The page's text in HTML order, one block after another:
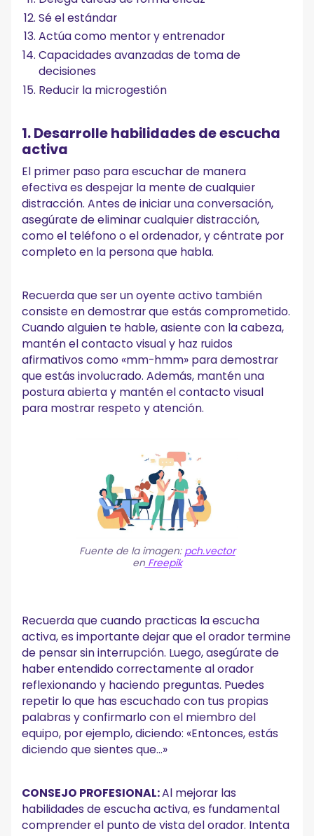
Sé el estándar
Actúa como mentor y entrenador
Capacidades avanzadas de toma de
decisiones
Reducir la microgestión
1. Desarrolle habilidades de escucha
activa
El primer paso para escuchar de manera
efectiva es despejar la mente de cualquier
distracción. Antes de iniciar una conversación,
asegúrate de eliminar cualquier distracción,
como el teléfono o el ordenador, y céntrate por
completo en la persona que habla.
Recuerda que ser un oyente activo también
consiste en demostrar que estás comprometido.
Cuando alguien te hable, asiente con la cabeza,
mantén el contacto visual y haz ruidos
afirmativos como «mm-hmm» para demostrar
que estás involucrado. Además, mantén una
postura abierta y mantén el contacto visual
para mostrar respeto y atención.
Fuente de la imagen: pch.vector
enFreepik
Recuerda que cuando practicas la escucha
activa, es importante dejar que el orador termine
de pensar sin interrupción. Luego, asegúrate de
haber entendido correctamente al orador
reflexionando y haciendo preguntas. Puedes
repetir lo que has escuchado con tus propias
palabras y confirmarlo con el miembro del
equipo, por ejemplo, diciendo: «Entonces, estás
diciendo que sientes que...»
CONSEJO PROFESIONAL:Al mejorar las
habilidades de escucha activa, es fundamental
comprender el punto de vista del orador. Intenta